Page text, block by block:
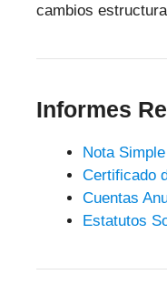
cambios
Informes
Nota
Certificado
Cuentas
Estatutos